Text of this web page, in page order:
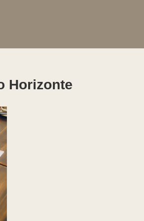
Horizonte